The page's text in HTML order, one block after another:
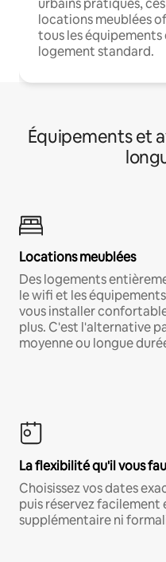
urbains pratiques, ces
locations meublées
tous les équipements
logement standard.
Équipements et
Locations meublées
Des logements
le wifi et les
vous installer
plus. C'est l'alternative
moyenne ou longue
La flexibilité qu'il vous
Choisissez vos dates
puis réservez facilement
supplémentaire ni